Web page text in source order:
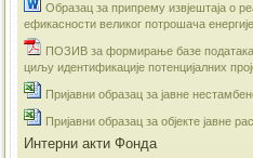
Образац за припрему извјештаја о
ефикасности великог потрошача енергије
ПОЗИВ за формирање базе података
циљу идентификације потенцијалних
Пријавни образац за јавне
Пријавни образац за објекте јавне
Интерни акти Фонда